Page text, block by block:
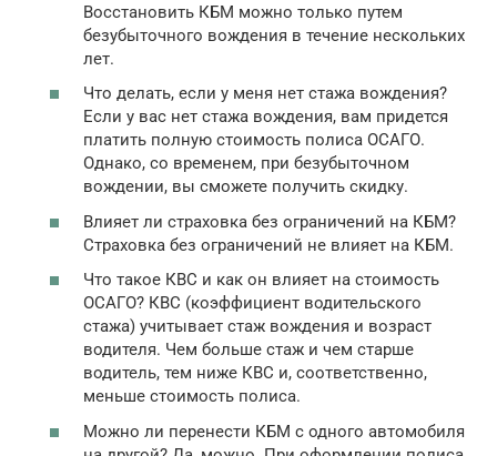
Восстановить КБМ можно только путем
безубыточного вождения в течение нескольких
лет.
Что делать, если у меня нет стажа вождения?
Если у вас нет стажа вождения, вам придется
платить полную стоимость полиса ОСАГО.
Однако, со временем, при безубыточном
вождении, вы сможете получить скидку.
Влияет ли страховка без ограничений на КБМ?
Страховка без ограничений не влияет на КБМ.
Что такое КВС и как он влияет на стоимость
ОСАГО? КВС (коэффициент водительского
стажа) учитывает стаж вождения и возраст
водителя. Чем больше стаж и чем старше
водитель, тем ниже КВС и, соответственно,
меньше стоимость полиса.
Можно ли перенести КБМ с одного автомобиля